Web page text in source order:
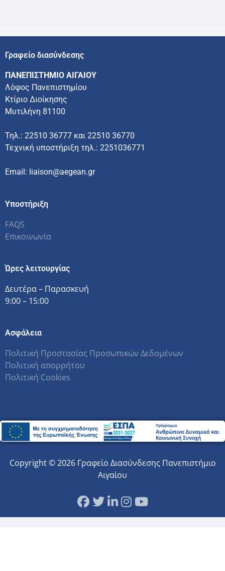
Γραφείο διασύνδεσης
ΠΑΝΕΠΙΣΤΗΜΙΟ ΑΙΓΑΙΟΥ
Λόφος Πανεπιστημίου
Κτίριο Διοίκησης
Μυτιλήνη 81100
Τηλ.: 22510 36777 και 22510 36770
Τεχνική υποστήριξη τηλ.: 2251036771
Email: liaison@aegean.gr
Υποστήριξη
FAQS
Επικοινωνία
Ώρες λειτουργίας
Δευτέρα – Παρασκευή
9:00 – 15:00
Ασφάλεια
Πολιτική Προστασίας Προσωπικών Δεδομένων
Πολιτική απορρήτου
Πολιτική Cookies
Copyright © 2026 Γραφείο Διασύνδεσης Πανεπιστήμιο
Αιγαίου